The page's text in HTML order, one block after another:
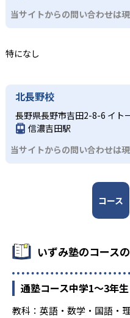
合格実績はサイト内にあり
https://izumijuku.co.jp/
高校の合格実績
合格実績はサイト内にあり
https://izumijuku.co.jp/
はhttps://izumijuku.co.jp/
大学の合格実績
合格実績はサイト内にあり
https://izumijuku.co.jp/
はhttps://
当サイトからの問い合わせは
特になし
北長野校
長野県長野市吉田2-8-6 イト
信濃吉田駅
当サイトからの問い合わせは
コース
いずみ塾のコース
通塾コース中学1〜3年生
教科：英語・数学・国語・